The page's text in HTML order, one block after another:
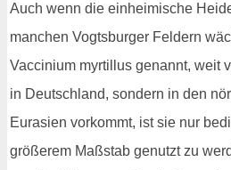
Auch wenn die einheimische
manchen Vogtsburger Feldern
Vaccinium myrtillus genannt, weit
in Deutschland, sondern in den
Eurasien vorkommt, ist sie nur
größerem Maßstab genutzt zu